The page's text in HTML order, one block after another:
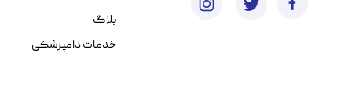
بلاگ
خدمات دامپزشکی